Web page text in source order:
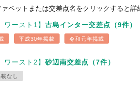
ベットまたは交差点名をクリックすると
ースト1】 古島インター交差点（9件）
平成30年掲載 令和元年掲載
ースト2】 砂辺南交差点（7件）
なし